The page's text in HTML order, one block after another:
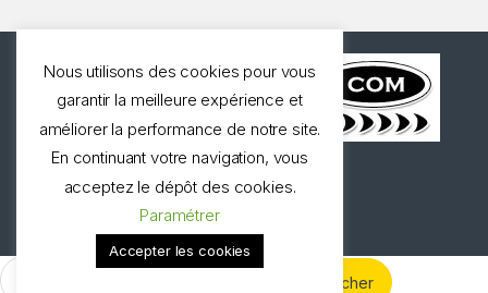
nous!
0327973537
Nous utilisons des cookies pour vous
garantir la meilleure expérience et
améliorer la performance de notre site.
En continuant votre navigation, vous
acceptez le dépôt des cookies.
Paramétrer
Accepter les cookies
Rechercher :